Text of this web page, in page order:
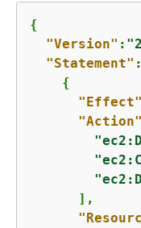
{
"Version" :
"Statement"
{
"Effect"
"Action"
      ],